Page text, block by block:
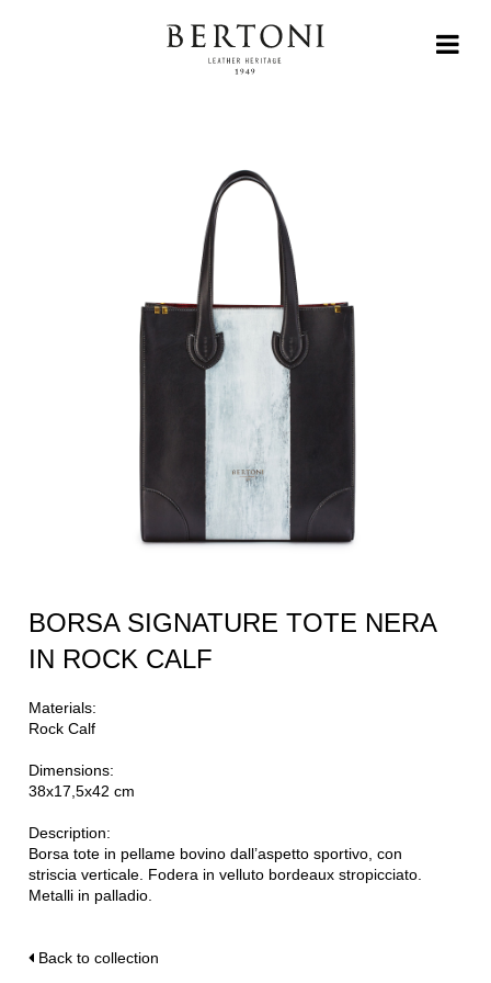
BORSA SIGNATURE TOTE NERA
IN ROCK CALF
Materials:
Rock Calf
Dimensions:
38x17,5x42 cm
Description:
Borsa tote in pellame bovino dall’aspetto sportivo, con
striscia verticale. Fodera in velluto bordeaux stropicciato.
Metalli in palladio.
Back to collection